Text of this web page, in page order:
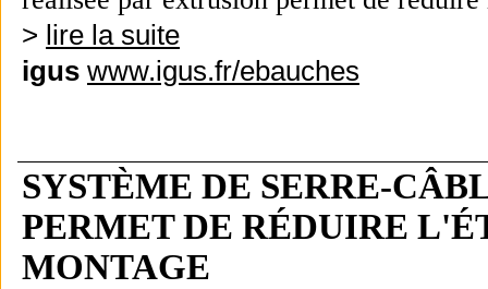
> lire la suite
igus www.igus.fr/ebauches
SYSTÈME DE SERRE-
PERMET DE RÉDUIRE
MONTAGE